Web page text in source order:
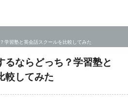
学習塾と英会話スクールを比較してみた
るならどっち？学習塾と
較してみた